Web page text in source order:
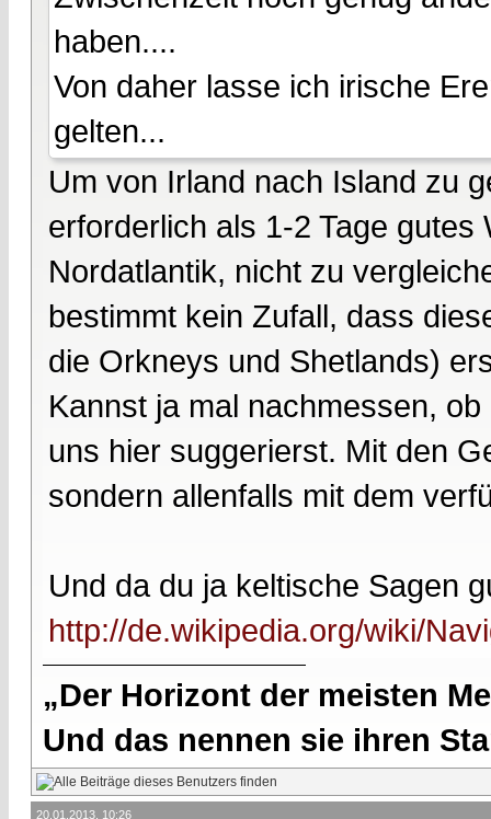
haben....
Von daher lasse ich irische
gelten...
Um von Irland nach Island zu
erforderlich als 1-2 Tage
Nordatlantik, nicht zu
bestimmt kein Zufall, dass
die Orkneys und Shetlands)
Kannst ja mal nachmessen,
uns hier suggerierst. Mit den
sondern allenfalls mit dem
Und da du ja keltische Sagen
http://de.wikipedia.org/wiki/
„Der Horizont der meisten
Und das nennen sie ihren
20.01.2013, 10:26